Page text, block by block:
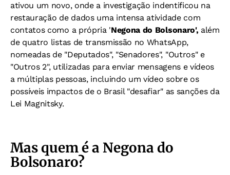
ativou um novo, onde a investigação indentificou na
restauração de dados uma intensa atividade com
contatos como a própria 'Negona do Bolsonaro', além
de quatro listas de transmissão no WhatsApp,
nomeadas de "Deputados", "Senadores", "Outros" e
"Outros 2", utilizadas para enviar mensagens e vídeos
a múltiplas pessoas, incluindo um vídeo sobre os
possíveis impactos de o Brasil "desafiar" as sanções da
Lei Magnitsky.
Mas quem é a Negona do
Bolsonaro?